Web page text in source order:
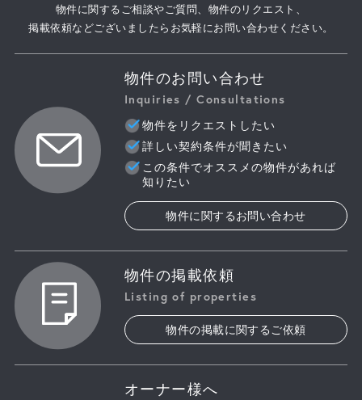
物件に関するご相談やご質問、物件のリクエスト、
掲載依頼などございましたらお気軽にお問い合わせください。
物件のお問い合わせ
Inquiries / Consultations
物件をリクエストしたい
詳しい契約条件が聞きたい
この条件でオススメの物件があれば
知りたい
物件に関するお問い合わせ
物件の掲載依頼
Listing of properties
物件の掲載に関するご依頼
オーナー様へ